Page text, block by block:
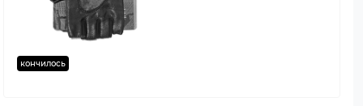
кончилось